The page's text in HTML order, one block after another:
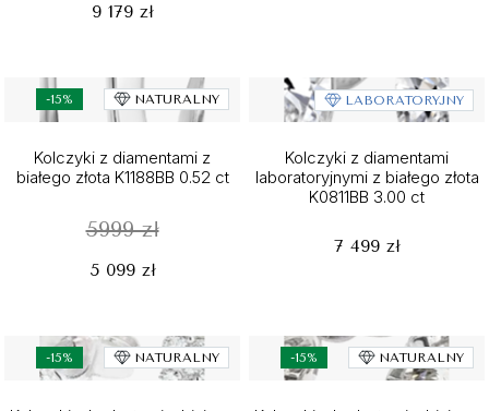
9 179 zł
-15% NATURALNY
Kolczyki z diamentami z
białego złota K1188BB 0.52 ct
5999 zł
5 099 zł
LABORATORYJNY
Kolczyki z diamentami
laboratoryjnymi z białego złota
K0811BB 3.00 ct
7 499 zł
-15% NATURALNY -15% NATURALNY